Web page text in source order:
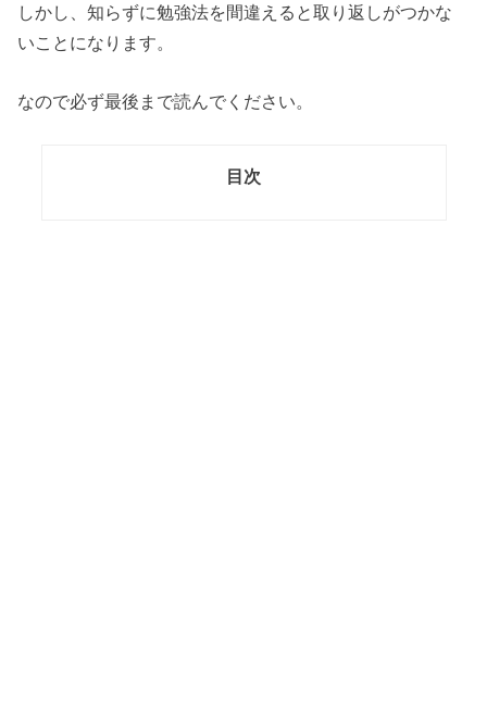
しかし、知らずに勉強法を間違えると取り返しがつかな
いことになります。
なので必ず最後まで読んでください。
目次